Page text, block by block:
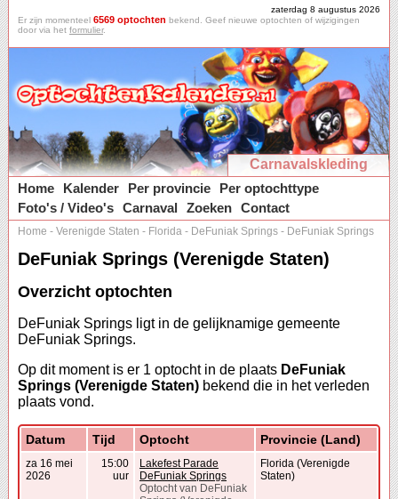
zaterdag 8 augustus 2026
Er zijn momenteel 6569 optochten bekend. Geef nieuwe optochten of wijzigingen
door via het formulier.
Carnavalskleding
Home
Kalender Per provincie
Per optochttype
Foto's / Video's Carnaval Zoeken Contact
Home - Verenigde Staten - Florida - DeFuniak Springs - DeFuniak Springs
DeFuniak Springs (Verenigde Staten)
Overzicht optochten
DeFuniak Springs ligt in de gelijknamige gemeente
DeFuniak Springs.
Op dit moment is er 1 optocht in de plaats DeFuniak
Springs (Verenigde Staten) bekend die in het verleden
plaats vond.
Datum Tijd Optocht Provincie (Land)
za 16 mei
2026
15:00
uur
Lakefest Parade
DeFuniak Springs
Optocht van DeFuniak
Florida (Verenigde
Staten)